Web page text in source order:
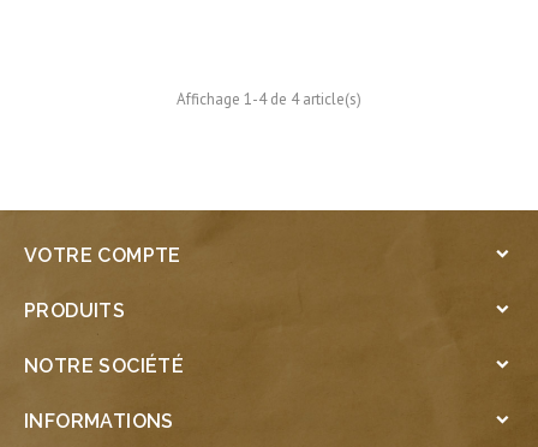
Affichage 1-4 de 4 article(s)
VOTRE COMPTE 
PRODUITS 
NOTRE SOCIÉTÉ 
INFORMATIONS 